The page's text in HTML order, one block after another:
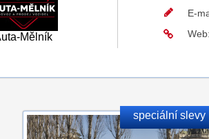
Mělník
E-
speciální slevy